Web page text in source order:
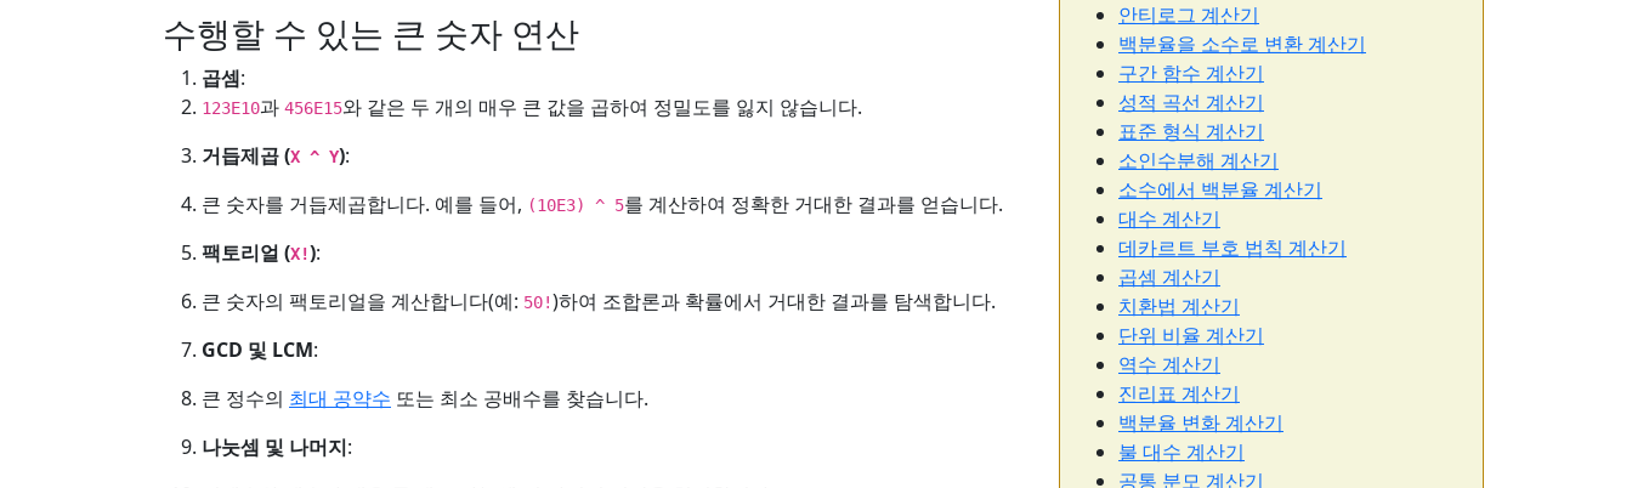
수행할 수 있는 큰 숫자 연산
곱셈:
123E10과 456E15와 같은 두 개의 매우 큰 값을 곱하여 정밀도를 잃지 않습니다.
거듭제곱 (X ^ Y):
큰 숫자를 거듭제곱합니다. 예를 들어, (10E3) ^ 5를 계산하여 정확한 거대한 결과를 얻습니다.
팩토리얼 (X!):
큰 숫자의 팩토리얼을 계산합니다(예: 50!)하여 조합론과 확률에서 거대한 결과를 탐색합니다.
GCD 및 LCM:
큰 정수의 최대 공약수 또는 최소 공배수를 찾습니다.
나눗셈 및 나머지:
안티로그 계산기
백분율을 소수로 변환 계산기
구간 함수 계산기
성적 곡선 계산기
표준 형식 계산기
소인수분해 계산기
소수에서 백분율 계산기
대수 계산기
데카르트 부호 법칙 계산기
곱셈 계산기
치환법 계산기
단위 비율 계산기
역수 계산기
진리표 계산기
백분율 변화 계산기
불 대수 계산기
공통 분모 계산기